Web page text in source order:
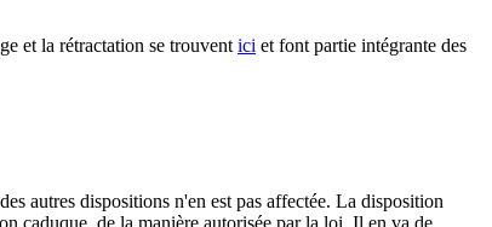
et la rétractation se trouvent ici et font partie intégrante des
autres dispositions n'en est pas affectée. La disposition
caduque, de la manière autorisée par la loi. Il en va de